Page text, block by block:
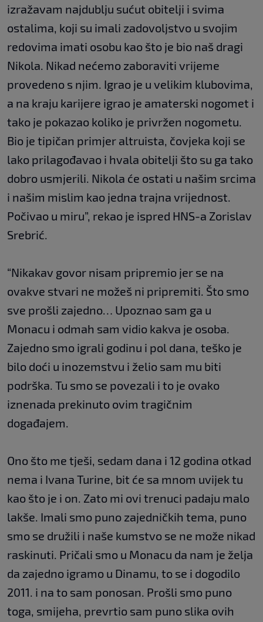
izražavam najdublju sućut obitelji i svima
ostalima, koji su imali zadovoljstvo u svojim
redovima imati osobu kao što je bio naš dragi
Nikola. Nikad nećemo zaboraviti vrijeme
provedeno s njim. Igrao je u velikim klubovima,
a na kraju karijere igrao je amaterski nogomet i
tako je pokazao koliko je privržen nogometu.
Bio je tipičan primjer altruista, čovjeka koji se
lako prilagođavao i hvala obitelji što su ga tako
dobro usmjerili. Nikola će ostati u našim srcima
i našim mislim kao jedna trajna vrijednost.
Počivao u miru”, rekao je ispred HNS-a Zorislav
Srebrić.
“Nikakav govor nisam pripremio jer se na
ovakve stvari ne možeš ni pripremiti. Što smo
sve prošli zajedno… Upoznao sam ga u
Monacu i odmah sam vidio kakva je osoba.
Zajedno smo igrali godinu i pol dana, teško je
bilo doći u inozemstvu i želio sam mu biti
podrška. Tu smo se povezali i to je ovako
iznenada prekinuto ovim tragičnim
događajem.
Ono što me tješi, sedam dana i 12 godina otkad
nema i Ivana Turine, bit će sa mnom uvijek tu
kao što je i on. Zato mi ovi trenuci padaju malo
lakše. Imali smo puno zajedničkih tema, puno
smo se družili i naše kumstvo se ne može nikad
raskinuti. Pričali smo u Monacu da nam je želja
da zajedno igramo u Dinamu, to se i dogodilo
2011. i na to sam ponosan. Prošli smo puno
toga, smijeha, prevrtio sam puno slika ovih